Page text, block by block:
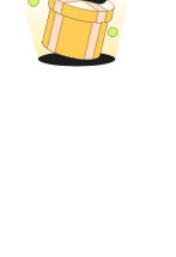
Share 500000